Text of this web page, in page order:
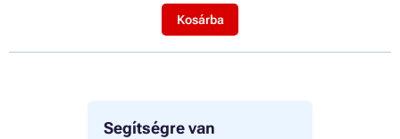
Segítségre van
Kosárba